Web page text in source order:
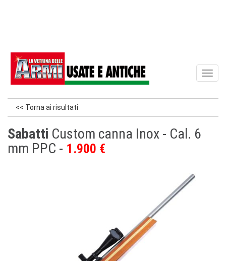
<< Torna ai risultati
Sabatti Custom canna Inox - Cal. 6
mm PPC
1.900 €